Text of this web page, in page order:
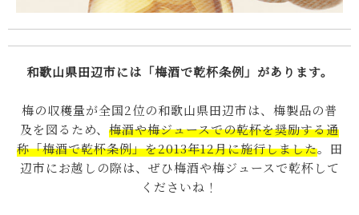
和歌山県田辺市には「梅酒で乾杯条例」があります。
梅の収穫量が全国2位の和歌山県田辺市は、梅製品の普
及を図るため、 梅酒や梅ジュースでの乾杯を奨励する通
称「梅酒で乾杯条例」を2013年12月に施行しました。田
辺市にお越しの際は、ぜひ梅酒や梅ジュースで乾杯して
くださいね！